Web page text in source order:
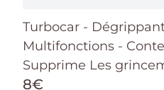
Turbocar -
Multifonctions -
Supprime Les
l'humidité, nettoie et
8€